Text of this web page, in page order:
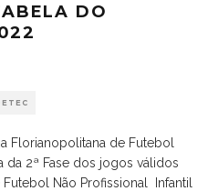
DO
Florianopolitana de Futebol
da 2ª Fase dos jogos válidos
Não Profissional Infantil